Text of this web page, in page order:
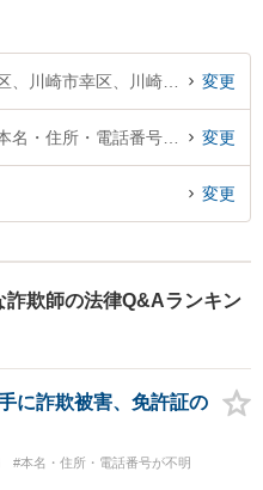
変更
変更
変更
欺師の法律Q&Aランキン
に詐欺被害、免許証の
#本名・住所・電話番号が不明